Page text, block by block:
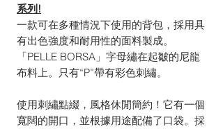
系列!
一款可在多種情況下使用的背包，採用具
有出色強度和耐用性的面料製成。
「PELLE BORSA」字母繡在起皺的尼龍
布料上。只有“P”帶有彩色刺繡。
使用刺繡點綴，風格休閒簡約！它有一個
寬闊的開口，並根據用途配備了口袋。採